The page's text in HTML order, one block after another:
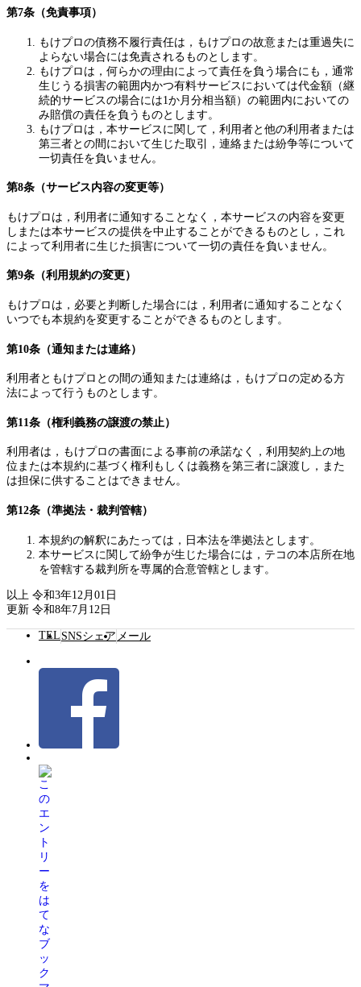
第7条（免責事項）
もけプロの債務不履行責任は，もけプロの故意または重過失に
よらない場合には免責されるものとします。
もけプロは，何らかの理由によって責任を負う場合にも，通常
生じうる損害の範囲内かつ有料サービスにおいては代金額（継
続的サービスの場合には1か月分相当額）の範囲内においての
み賠償の責任を負うものとします。
もけプロは，本サービスに関して，利用者と他の利用者または
第三者との間において生じた取引，連絡または紛争等について
一切責任を負いません。
第8条（サービス内容の変更等）
もけプロは，利用者に通知することなく，本サービスの内容を変更
しまたは本サービスの提供を中止することができるものとし，これ
によって利用者に生じた損害について一切の責任を負いません。
第9条（利用規約の変更）
もけプロは，必要と判断した場合には，利用者に通知することなく
いつでも本規約を変更することができるものとします。
第10条（通知または連絡）
利用者ともけプロとの間の通知または連絡は，もけプロの定める方
法によって行うものとします。
第11条（権利義務の譲渡の禁止）
利用者は，もけプロの書面による事前の承諾なく，利用契約上の地
位または本規約に基づく権利もしくは義務を第三者に譲渡し，また
は担保に供することはできません。
第12条（準拠法・裁判管轄）
本規約の解釈にあたっては，日本法を準拠法とします。
本サービスに関して紛争が生じた場合には，テコの本店所在地
を管轄する裁判所を専属的合意管轄とします。
以上 令和3年12月01日
更新 令和8年7月12日
TEL SNSシェア メール